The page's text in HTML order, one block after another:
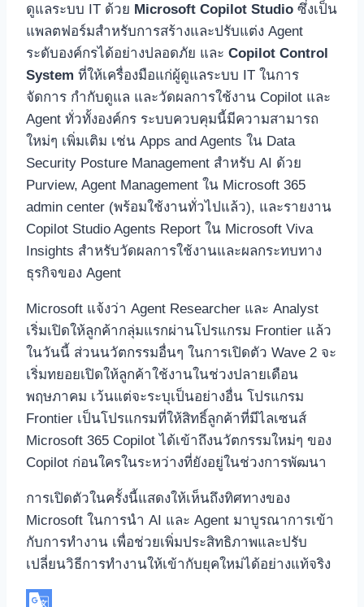
ดูแลระบบ IT ด้วย Microsoft Copilot Studio ซึ่งเป็น
แพลตฟอร์มสำหรับการสร้างและปรับแต่ง Agent
ระดับองค์กรได้อย่างปลอดภัย และ Copilot Control
System ที่ให้เครื่องมือแก่ผู้ดูแลระบบ IT ในการ
จัดการ กำกับดูแล และวัดผลการใช้งาน Copilot และ
Agent ทั่วทั้งองค์กร ระบบควบคุมนี้มีความสามารถ
ใหม่ๆ เพิ่มเติม เช่น Apps and Agents ใน Data
Security Posture Management สำหรับ AI ด้วย
Purview, Agent Management ใน Microsoft 365
admin center (พร้อมใช้งานทั่วไปแล้ว), และรายงาน
Copilot Studio Agents Report ใน Microsoft Viva
Insights สำหรับวัดผลการใช้งานและผลกระทบทาง
ธุรกิจของ Agent
Microsoft แจ้งว่า Agent Researcher และ Analyst
เริ่มเปิดให้ลูกค้ากลุ่มแรกผ่านโปรแกรม Frontier แล้ว
ในวันนี้ ส่วนนวัตกรรมอื่นๆ ในการเปิดตัว Wave 2 จะ
เริ่มทยอยเปิดให้ลูกค้าใช้งานในช่วงปลายเดือน
พฤษภาคม เว้นแต่จะระบุเป็นอย่างอื่น โปรแกรม
Frontier เป็นโปรแกรมที่ให้สิทธิ์ลูกค้าที่มีไลเซนส์
Microsoft 365 Copilot ได้เข้าถึงนวัตกรรมใหม่ๆ ของ
Copilot ก่อนใครในระหว่างที่ยังอยู่ในช่วงการพัฒนา
การเปิดตัวในครั้งนี้แสดงให้เห็นถึงทิศทางของ
Microsoft ในการนำ AI และ Agent มาบูรณาการเข้า
กับการทำงาน เพื่อช่วยเพิ่มประสิทธิภาพและปรับ
เปลี่ยนวิธีการทำงานให้เข้ากับยุคใหม่ได้อย่างแท้จริง